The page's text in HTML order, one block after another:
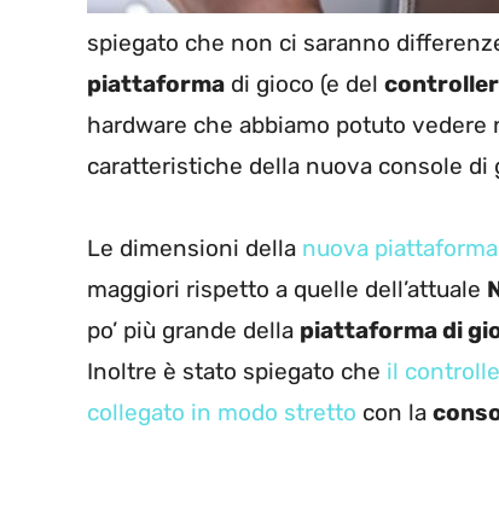
spiegato che non ci saranno
piattaforma di gioco (e del controller
hardware che abbiamo potuto vedere
caratteristiche della nuova console di
Le dimensioni della nuova
maggiori rispetto a quelle dell’attuale
po’ più grande della piattaforma di
Inoltre è stato spiegato che il
collegato in modo stretto con la